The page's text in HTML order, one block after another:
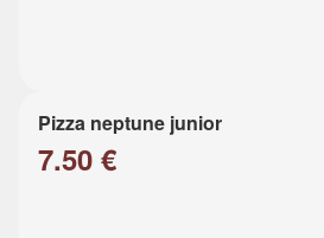
Pizza neptune junior
7.50 €